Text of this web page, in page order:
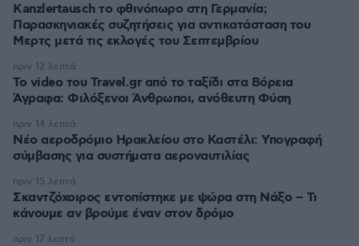
Kanzlertausch το φθινόπωρο στη Γερμανία;
Παρασκηνιακές συζητήσεις για αντικατάσταση του
Μερτς μετά τις εκλογές του Σεπτεμβρίου
To video του Travel.gr από το ταξίδι στα Βόρεια
Άγραφα: Φιλόξενοι Άνθρωποι, ανόθευτη Φύση
πριν 12 λεπτά
Νέο αεροδρόμιο Ηρακλείου στο Καστέλι: Υπογραφή
σύμβασης για συστήματα αεροναυτιλίας
πριν 14 λεπτά
Σκαντζόχοιρος εντοπίστηκε με ψώρα στη Νάξο – Τι
κάνουμε αν βρούμε έναν στον δρόμο
πριν 15 λεπτά
πριν 17 λεπτά